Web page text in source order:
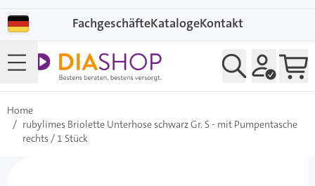
FachgeschäfteKatalogeKontakt
Home
/ rubylimes Briolette Unterhose schwarz Gr. S - mit Pumpentasche
rechts / 1 Stück